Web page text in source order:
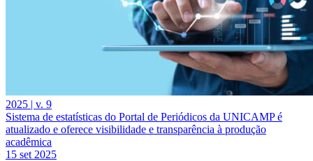
2025 | v. 9
Sistema de estatísticas do Portal de Periódicos da UNICAMP é
atualizado e oferece visibilidade e transparência à produção
acadêmica
15 set 2025